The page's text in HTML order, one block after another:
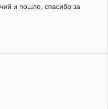
и пошло, спасибо за